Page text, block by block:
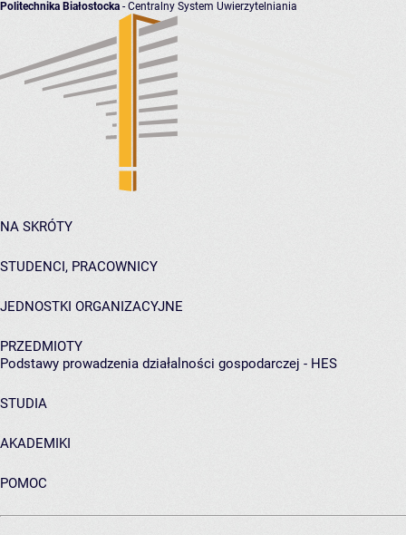
Politechnika Białostocka - Centralny System Uwierzytelniania
NA SKRÓTY
STUDENCI, PRACOWNICY
JEDNOSTKI ORGANIZACYJNE
PRZEDMIOTY
Podstawy prowadzenia działalności gospodarczej - HES
STUDIA
AKADEMIKI
POMOC